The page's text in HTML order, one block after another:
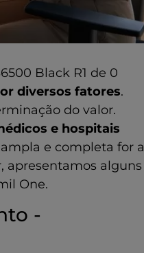
Black R1 de 0
diversos fatores.
do valor.
e hospitais
e completa for a
apresentamos alguns
One.
-